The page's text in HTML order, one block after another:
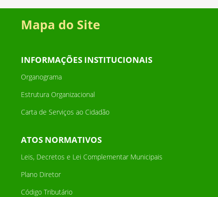
Mapa do Site
INFORMAÇÕES INSTITUCIONAIS
Organograma
Estrutura Organizacional
Carta de Serviços ao Cidadão
ATOS NORMATIVOS
Leis, Decretos e Lei Complementar Municipais
Plano Diretor
Código Tributário